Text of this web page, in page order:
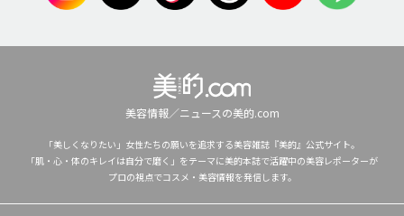
美容情報／ニュースの美的.com
「美しくなりたい」女性たちの願いを追求する美容雑誌『美的』公式サイト。
「肌・心・体のキレイは自分で磨く」をテーマに美的本誌で活躍中の美容レポーターが
プロの視点でコスメ・美容情報を発信します。